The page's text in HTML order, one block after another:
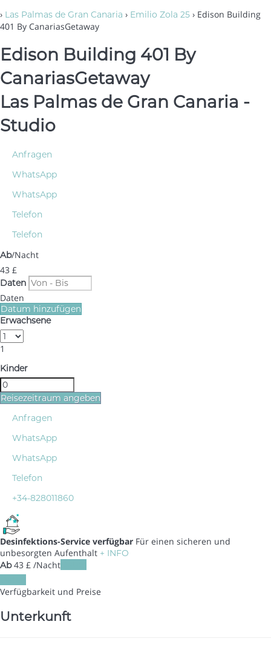
› Las Palmas de Gran Canaria › Emilio Zola 25 › Edison Building
401 By CanariasGetaway
Edison Building 401 By
CanariasGetaway
Las Palmas de Gran Canaria -
Studio
Anfragen
WhatsApp
WhatsApp
Telefon
Telefon
Ab/Nacht
43 £
Daten
Daten
Datum hinzufügen
Erwachsene
1
Kinder
Reisezeitraum angeben
Anfragen
WhatsApp
WhatsApp
Telefon
+34-828011860
Desinfektions-Service verfügbar Für einen sicheren und
unbesorgten Aufenthalt + INFO
Ab43 £ /Nacht
Verfügbarkeit und Preise
Unterkunft